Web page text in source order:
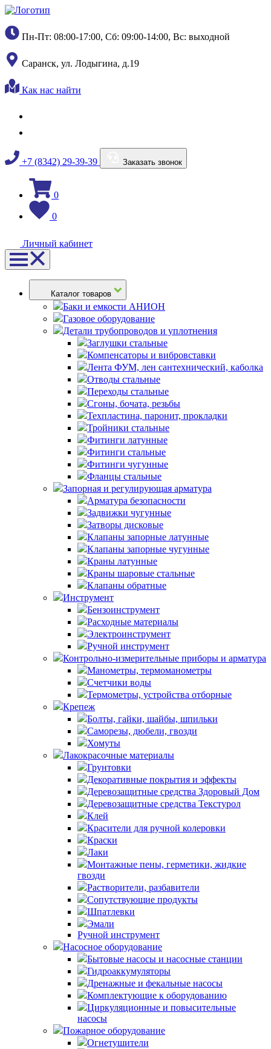
Пн-Пт: 08:00-17:00, Сб: 09:00-14:00, Вс: выходной
Саранск, ул. Лодыгина, д.19
Как нас найти
+7 (8342) 29-39-39 Заказать звонок
0
0
Личный кабинет
Каталог товаров
Баки и емкости АНИОН
Газовое оборудование
Детали трубопроводов и уплотнения
Заглушки стальные
Компенсаторы и вибровставки
Лента ФУМ, лен сантехнический, каболка
Отводы стальные
Переходы стальные
Сгоны, бочата, резьбы
Техпластина, паронит, прокладки
Тройники стальные
Фитинги латунные
Фитинги стальные
Фитинги чугунные
Фланцы стальные
Запорная и регулирующая арматура
Арматура безопасности
Задвижки чугунные
Затворы дисковые
Клапаны запорные латунные
Клапаны запорные чугунные
Краны латунные
Краны шаровые стальные
Клапаны обратные
Инструмент
Бензоинструмент
Расходные материалы
Электроинструмент
Ручной инструмент
Контрольно-измерительные приборы и арматура
Манометры, термоманометры
Счетчики воды
Термометры, устройства отборные
Крепеж
Болты, гайки, шайбы, шпильки
Саморезы, дюбели, гвозди
Хомуты
Лакокрасочные материалы
Грунтовки
Декоративные покрытия и эффекты
Деревозащитные средства Здоровый Дом
Деревозащитные средства Текстурол
Клей
Красители для ручной колеровки
Краски
Лаки
Монтажные пены, герметики, жидкие
гвозди
Растворители, разбавители
Сопутствующие продукты
Шпатлевки
Эмали
Ручной инструмент
Насосное оборудование
Бытовые насосы и насосные станции
Гидроаккумуляторы
Дренажные и фекальные насосы
Комплектующие к оборудованию
Циркуляционные и повысительные
насосы
Пожарное оборудование
Огнетушители